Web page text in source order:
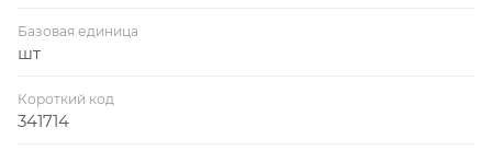
Базовая единица
шт
Короткий код
341714